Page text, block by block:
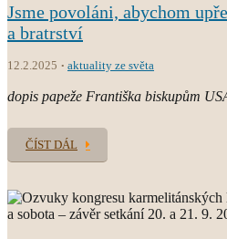
Jsme povoláni, abychom
a bratrství
12.2.2025 aktuality ze světa
dopis papeže Františka biskupům
ČÍST DÁL